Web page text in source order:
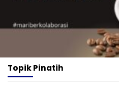
TopikPinatih